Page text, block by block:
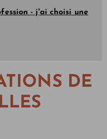
- j'ai choisi une
DE